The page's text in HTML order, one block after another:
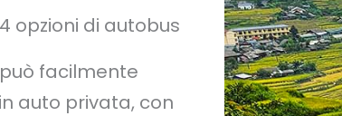
opzioni di autobus
facilmente
auto privata, con